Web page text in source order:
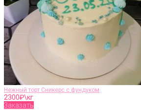
Нежный торт Сникерс с фундуком
2300₽\кг
Заказать